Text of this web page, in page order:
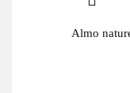
Almo